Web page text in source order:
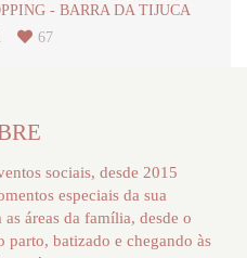
- BARRA DA TIJUCA
67
sociais, desde 2015
especiais da sua
áreas da família, desde o
parto, batizado e chegando às